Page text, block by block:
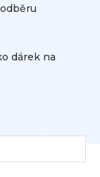
dárek na